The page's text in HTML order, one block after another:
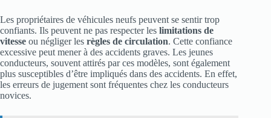
Les propriétaires de véhicules neufs peuvent se sentir trop
confiants. Ils peuvent ne pas respecter les limitations de
vitesse ou négliger les règles de circulation. Cette confiance
excessive peut mener à des accidents graves. Les jeunes
conducteurs, souvent attirés par ces modèles, sont également
plus susceptibles d’être impliqués dans des accidents. En effet,
les erreurs de jugement sont fréquentes chez les conducteurs
novices.